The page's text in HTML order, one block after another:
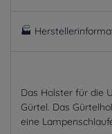
🏭
Das Holster für die
Gürtel. Das
eine